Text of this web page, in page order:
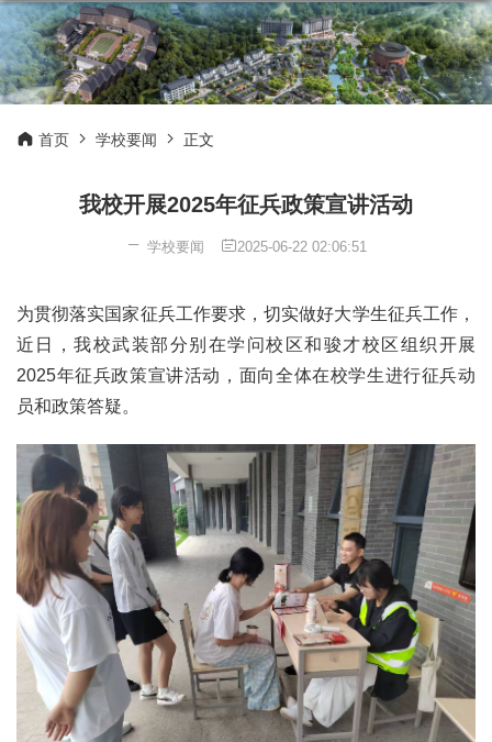
首页 学校要闻 正文
我校开展2025年征兵政策宣讲活动
学校要闻 2025-06-22 02:06:51
为贯彻落实国家征兵工作要求，切实做好大学生征兵工作，
近日，我校武装部分别在学问校区和骏才校区组织开展
2025年征兵政策宣讲活动，面向全体在校学生进行征兵动
员和政策答疑。